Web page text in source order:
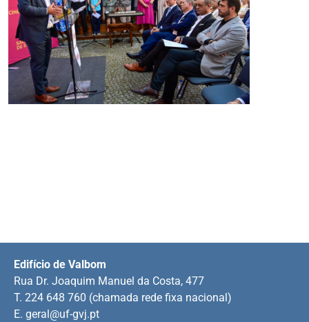
Edifício de Valbom
Rua Dr. Joaquim Manuel da Costa, 477
T. 224 648 760 (chamada rede fixa nacional)
E. geral@uf-gvj.pt